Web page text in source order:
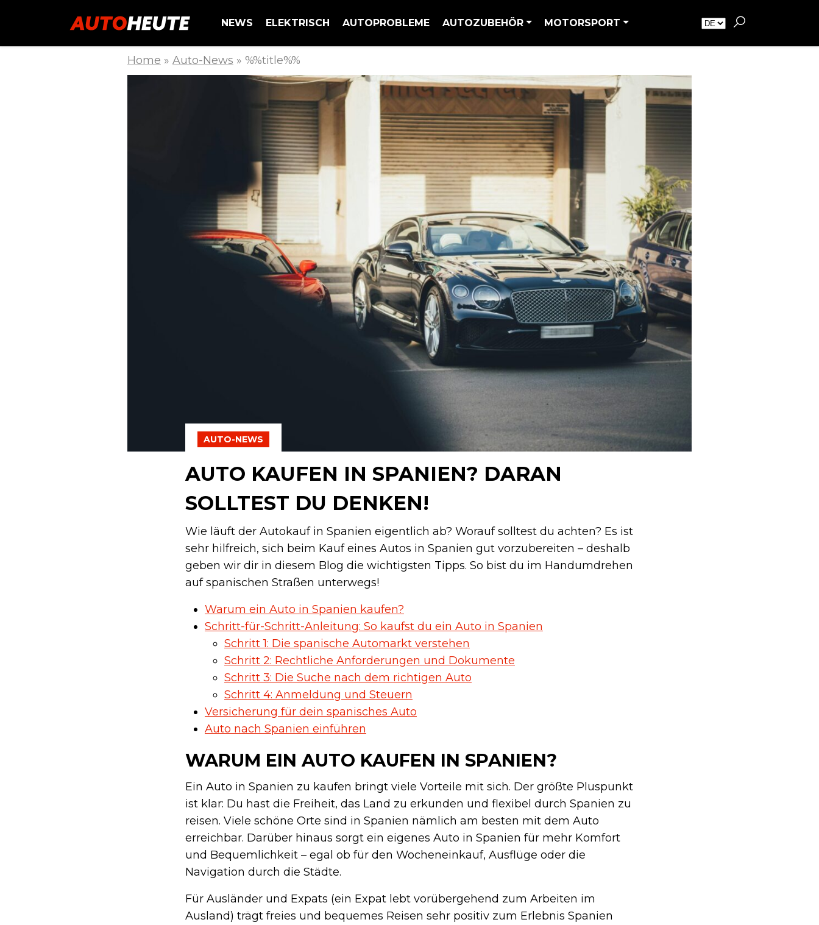
NEWS ELEKTRISCH AUTOPROBLEME AUTOZUBEHÖR MOTORSPORT
Home » Auto-News » %%title%%
AUTO-NEWS
AUTO KAUFEN IN SPANIEN? DARAN
SOLLTEST DU DENKEN!
Wie läuft der Autokauf in Spanien eigentlich ab? Worauf solltest du achten? Es ist
sehr hilfreich, sich beim Kauf eines Autos in Spanien gut vorzubereiten – deshalb
geben wir dir in diesem Blog die wichtigsten Tipps. So bist du im Handumdrehen
auf spanischen Straßen unterwegs!
Warum ein Auto in Spanien kaufen?
Schritt-für-Schritt-Anleitung: So kaufst du ein Auto in Spanien
Schritt 1: Die spanische Automarkt verstehen
Schritt 2: Rechtliche Anforderungen und Dokumente
Schritt 3: Die Suche nach dem richtigen Auto
Schritt 4: Anmeldung und Steuern
Versicherung für dein spanisches Auto
Auto nach Spanien einführen
WARUM EIN AUTO KAUFEN IN SPANIEN?
Ein Auto in Spanien zu kaufen bringt viele Vorteile mit sich. Der größte Pluspunkt
ist klar: Du hast die Freiheit, das Land zu erkunden und flexibel durch Spanien zu
reisen. Viele schöne Orte sind in Spanien nämlich am besten mit dem Auto
erreichbar. Darüber hinaus sorgt ein eigenes Auto in Spanien für mehr Komfort
und Bequemlichkeit – egal ob für den Wocheneinkauf, Ausflüge oder die
Navigation durch die Städte.
Für Ausländer und Expats (ein Expat lebt vorübergehend zum Arbeiten im
Ausland) trägt freies und bequemes Reisen sehr positiv zum Erlebnis Spanien